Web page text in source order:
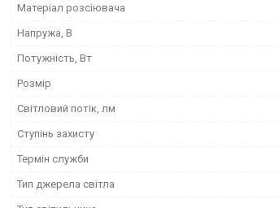
Матеріал розсіювача
Напружа, В
Потужність, Вт
Розмір
Світловий потік, лм
Ступінь захисту
Термін служби
Тип джерела світла